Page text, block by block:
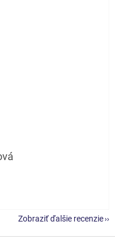
z 5 hviezdičiek.
z 5 hviezdičiek.
z 5 hviezdičiek.
z 5 hviezdičiek.
Zobraziť ďalšie recenzie